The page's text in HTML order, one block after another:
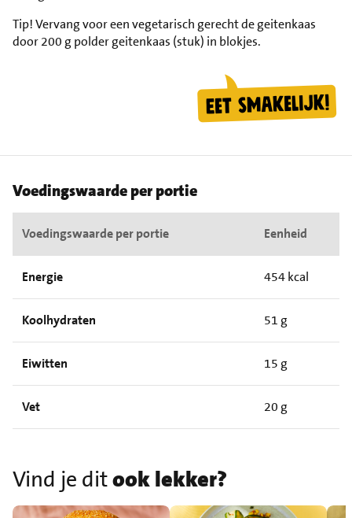
Tip!Vervang voor een vegetarisch gerecht de geitenkaas
door 200 g polder geitenkaas (stuk) in blokjes.
Voedingswaarde per portie
Voedingswaarde per portie Eenheid
Energie 454 kcal
Koolhydraten 51 g
Eiwitten 15 g
Vet 20 g
Vind je ditook lekker?